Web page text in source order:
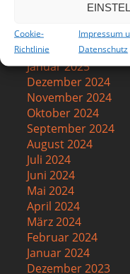
Cookie-
Richtlinie
Impressum
Datenschutz
März 2025
Februar 2025
Januar 2025
Dezember 2024
November 2024
Oktober 2024
September 2024
August 2024
Juli 2024
Juni 2024
Mai 2024
April 2024
März 2024
Februar 2024
Januar 2024
Dezember 2023